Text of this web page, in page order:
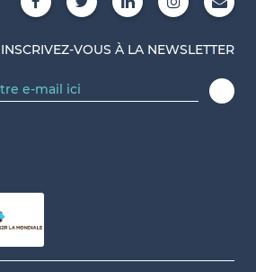
INSCRIVEZ-VOUS À LA NEWSLETTER